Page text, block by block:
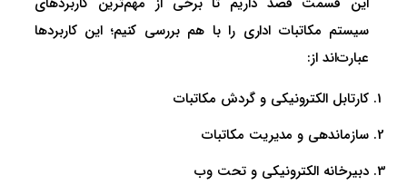
سیستم مکاتبات اداری را با هم بررسی کنیم؛ این کاربردها
عبارت‌اند از:
کارتابل الکترونیکی و گردش مکاتبات
سازماندهی و مدیریت مکاتبات
دبیرخانه الکترونیکی و تحت وب